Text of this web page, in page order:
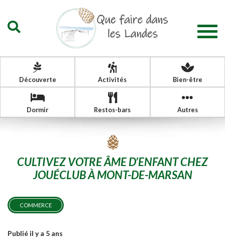
Découverte Activités Bien-être
Dormir Restos-bars Autres
CULTIVEZ VOTRE ÂME D’ENFANT CHEZ
JOUÉCLUB À MONT-DE-MARSAN
COMMERCE
Publié il y a 5 ans